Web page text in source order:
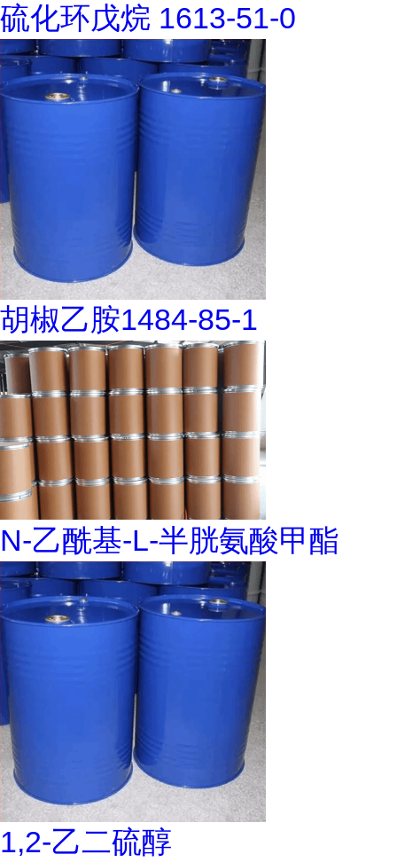
硫化环戊烷 1613-51-0
胡椒乙胺1484-85-1
N-乙酰基-L-半胱氨酸甲酯
1,2-乙二硫醇